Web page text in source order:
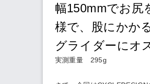
幅150mmでお尻
様で、股にかか
グライダーにオ
実測重量 295g